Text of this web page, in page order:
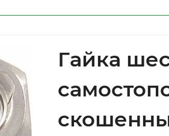
Гайка